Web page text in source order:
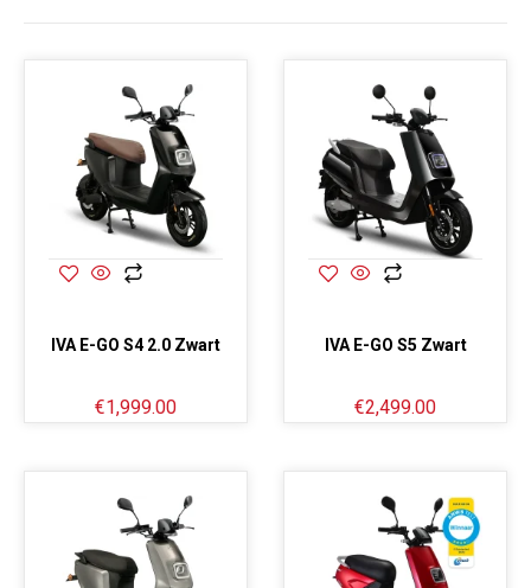
IVA E-GO S4 2.0 Zwart
€1,999.00
IVA E-GO S5 Zwart
€2,499.00